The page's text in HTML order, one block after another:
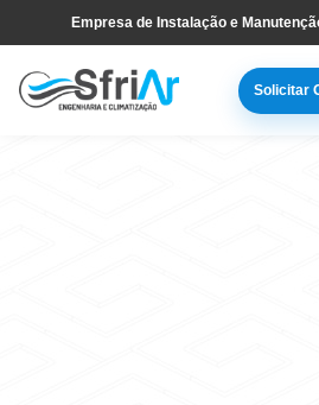
para
navegação
to
main
Empresa de Instalação e
Solicitar